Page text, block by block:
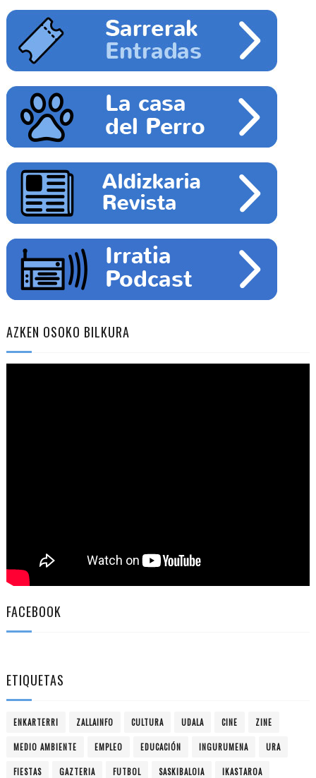
AZKEN OSOKO BILKURA
FACEBOOK
ETIQUETAS
ENKARTERRI ZALLAINFO CULTURA UDALA CINE ZINE
MEDIO AMBIENTE EMPLEO EDUCACIÓN INGURUMENA URA
FIESTAS GAZTERIA FUTBOL SASKIBALOIA IKASTAROA